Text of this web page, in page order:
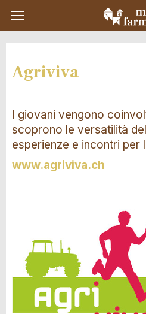
Agriviva
I giovani vengono
scoprono le versatilità
esperienze e incontri per
www.agriviva.ch